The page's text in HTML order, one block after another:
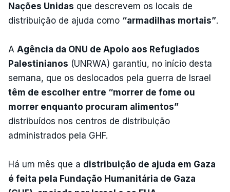
Nações Unidas que descrevem os locais de
distribuição de ajuda como “armadilhas mortais”.
A Agência da ONU de Apoio aos Refugiados
Palestinianos (UNRWA) garantiu, no início desta
semana, que os deslocados pela guerra de Israel
têm de escolher entre “morrer de fome ou
morrer enquanto procuram alimentos”
distribuídos nos centros de distribuição
administrados pela GHF.
Há um mês que a distribuição de ajuda em Gaza
é feita pela Fundação Humanitária de Gaza